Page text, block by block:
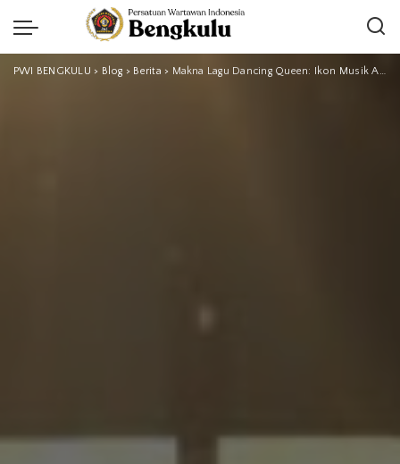
PWI BENGKULU > Blog > Berita > Makna Lagu Dancing Queen: Ikon Musik ABBA yang Mendunia